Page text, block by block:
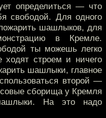
определиться — что
свободой. Для одного
шашлыков, для
в Кремле.
ты можешь легко
строем и ничего
шашлыки, главное
второй —
сборища у Кремля
На это надо